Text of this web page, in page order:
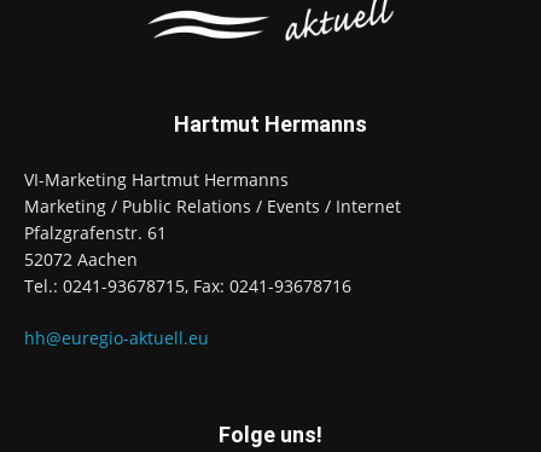
Hartmut Hermanns
VI-Marketing Hartmut Hermanns
Marketing / Public Relations / Events / Internet
Pfalzgrafenstr. 61
52072 Aachen
Tel.: 0241-93678715, Fax: 0241-93678716
hh@euregio-aktuell.eu
Folge uns!